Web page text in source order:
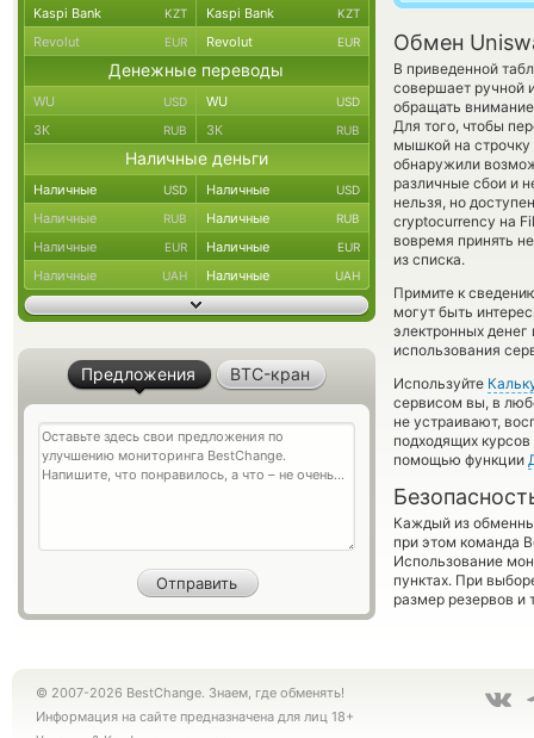
Обмен
В приведенной
совершает ручной
обращать
Для того, чтобы
мышкой на строчку
обнаружили
различные сбои и
нельзя, но
cryptocurrency на
вовремя принять
из списка.
Примите к
могут быть
электронных денег
использования
Используйте
сервисом вы, в
не устраивают,
подходящих
помощью функции
Каждый из
при этом команда
Использование
пунктах. При
размер резервов и
Kaspi Bank KZT Kaspi Bank KZT
Revolut EUR Revolut EUR
Денежные переводы
WU USD WU USD
ЗК RUB ЗК RUB
Наличные деньги
Наличные USD Наличные USD
Наличные RUB Наличные RUB
Наличные EUR Наличные EUR
Наличные UAH Наличные UAH
Предложения BTC-кран
© 2007-2026 BestChange. Знаем, где обменять!
Информация на сайте предназначена для лиц 18+